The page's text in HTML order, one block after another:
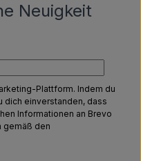
Neuigkeit
Plattform. Indem du
dich einverstanden, dass
Informationen an Brevo
gemäß den